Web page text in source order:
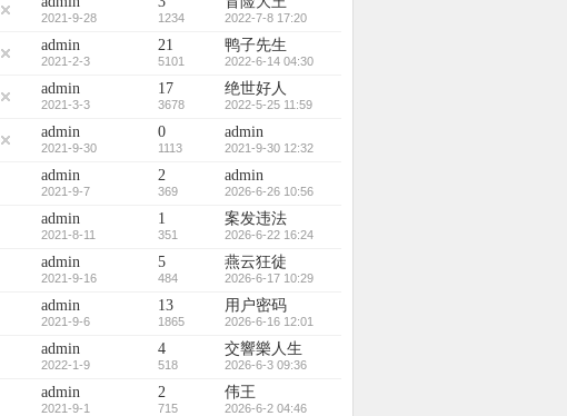
2021-9-28 1234 2022-7-8 17:20
admin
2021-2-3
21
5101
鸭子先生
2022-6-14 04:30
admin
2021-3-3
17
3678
绝世好人
2022-5-25 11:59
admin
2021-9-30
0
1113
admin
2021-9-30 12:32
admin
2021-9-7
2
369
admin
2026-6-26 10:56
admin
2021-8-11
1
351
案发违法
2026-6-22 16:24
admin
2021-9-16
5
484
燕云狂徒
2026-6-17 10:29
admin
2021-9-6
13
1865
用户密码
2026-6-16 12:01
admin
2022-1-9
4
518
交響樂人生
2026-6-3 09:36
admin
2021-9-1
2
715
伟王
2026-6-2 04:46